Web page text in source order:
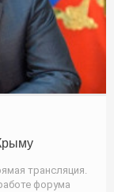
трансляция.
форума